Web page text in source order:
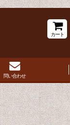
カート
問い合わせ